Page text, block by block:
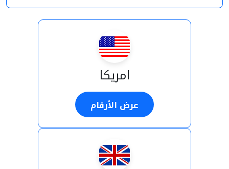
امريكا
عرض الأرقام